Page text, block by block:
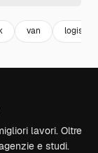
van logistic
lavori. Oltre
e studi.